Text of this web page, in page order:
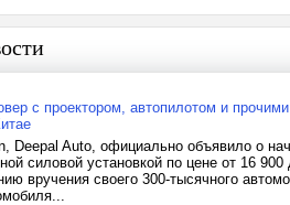
с проектором, автопилотом и
Deepal Auto, официально объявило о
силовой установкой по цене от 16
вручения своего 300-тысячного